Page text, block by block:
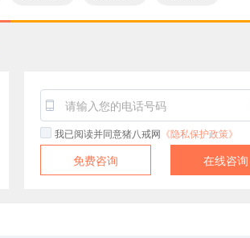
我已阅读并同意猪八戒网 《隐私保护政策》
免费咨询 在线咨询